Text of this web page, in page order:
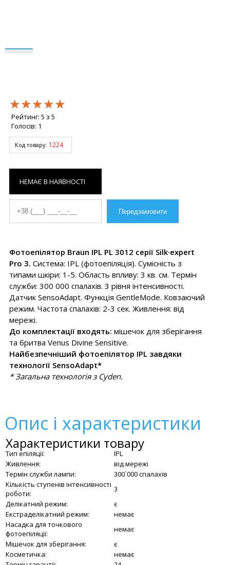
★★★★★
★★★★★
★★★★★
Рейтинг: 5 з 5
Голосів: 1
Код товару: 1224
НЕМАЄ В НАЯВНОСТІ
Фотоепілятор Braun IPL PL 3012 серії Silk·expert
Pro 3. Система: IPL (фотоепіляція). Сумісність з
типами шкіри: 1-5. Область впливу: 3 кв. см. Термін
служби: 300 000 спалахів. 3 рівня інтенсивності.
Датчик SensoAdapt. Функція GentleMode. Ковзаючий
режим. Частота спалахів: 2-3 сек. Живлення: від
мережі.
До комплектації входять: мішечок для зберігання
та бритва Venus Divine Sensitive.
Найбезпечніший фотоепілятор IPL завдяки
технології SensoAdapt*
* Загальна технологія з Cyden.
Опис і характеристики
Характеристики товару
Тип епіляції:
IPL
Живлення:
від мережі
Термін служби лампи:
300`000 спалахів
Кількість ступенів інтенсивності
роботи:
3
Делікатний режим:
є
Екстраделікатний режим:
немає
Насадка для точкового
фотоепіляції:
немає
Мішечок для зберігання:
є
Косметичка:
немає